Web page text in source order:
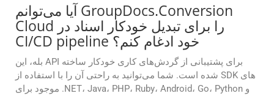
آیا می‌توانم GroupDocs.Conversion
Cloud را برای تبدیل خودکار اسناد در
CI/CD pipeline خود ادغام کنم؟
بله، این API برای پشتیبانی از گردش‌های کاری خودکار ساخته
شده است. شما می‌توانید به راحتی آن را با استفاده از SDK های
موجود برای .NET، Java، PHP، Ruby، Android، Go، Python و